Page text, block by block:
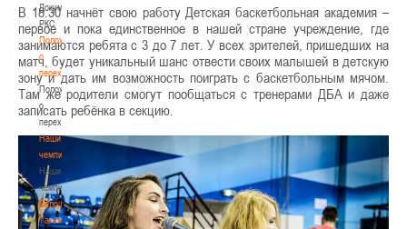
Документы
РКС
Положение
о
переходах
Положение
о
переходах
Наши
чемпионы
Наши
чемпионы
Белошапко
Татьяна
В 18.30 начнёт свою работу Детская баскетбольная академия –
первое и пока единственное в нашей стране учреждение, где
занимаются ребята с 3 до 7 лет. У всех зрителей, пришедших на
матч, будет уникальный шанс отвести своих малышей в детскую
зону и дать им возможность поиграть с баскетбольным мячом.
Там же родители смогут пообщаться с тренерами ДБА и даже
записать ребёнка в секцию.